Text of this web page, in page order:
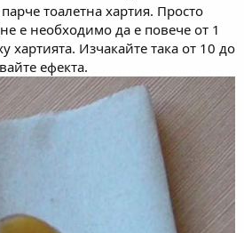
тоалетна хартия. Просто
е необходимо да е повече от 1
хартията. Изчакайте така от 10 до
ефекта.